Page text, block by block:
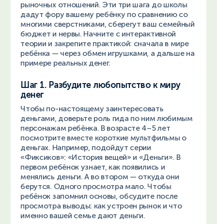
рыночных отношений. Эти три шага до школы
дадут фору вашему ребёнку по сравнению со
многими сверстниками, сберегут ваш семейный
бюджет и нервы. Начните с интерактивной
теории и закрепите практикой: сначала в мире
ребёнка — через обмен игрушками, а дальше на
примере реальных денег.
Шаг 1. Разбудите любопытство к миру
денег
Чтобы по-настоящему заинтересовать
деньгами, доверьте роль гида по ним любимым
персонажам ребёнка. В возрасте 4–5 лет
посмотрите вместе короткие мультфильмы о
деньгах. Например, подойдут серии
«Фиксиков»: «История вещей» и «Деньги». В
первом ребёнок узнает, как появились и
менялись деньги. А во втором — откуда они
берутся. Одного просмотра мало. Чтобы
ребёнок запомнил основы, обсудите после
просмотра выводы: как устроен рынок и что
именно вашей семье дают деньги.